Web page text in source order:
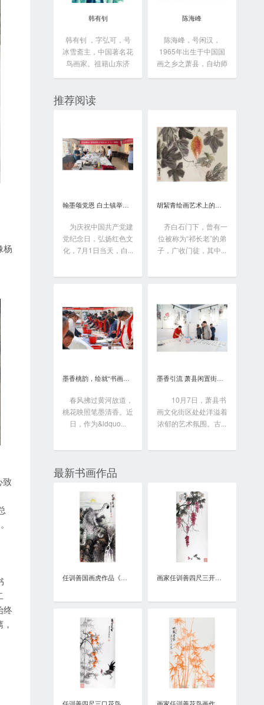
杨
致
终
韩有钊
韩有钊 ，字弘可，号
冰雪斋主，中国著名花
鸟画家。祖籍山东济
陈海峰
陈海峰，号闲汉，
1965年出生于中国国
画之乡之萧县，自幼师
推荐阅读
翰墨颂党恩 白土镇举办书画笔会庆“七一”
为庆祝中国共产党建
党纪念日，弘扬红色文
化，7月1日当天，白...
胡絜青绘画艺术上的精深造诣从何而来?
齐白石门下，曾有一
位被称为“祁长老”的弟
子，广收门徒，其中...
墨香桃韵，绘就“书画之乡”新画卷
春风拂过黄河故道，
桃花映照笔墨清香。近
日，作为&ldquo...
墨香引流 萧县闲置街区变身书画艺术聚落
10月7日，萧县书
画文化街区处处洋溢着
浓郁的艺术氛围。古...
最新书画作品
画家任训善四尺三开花鸟画作品《硕果》